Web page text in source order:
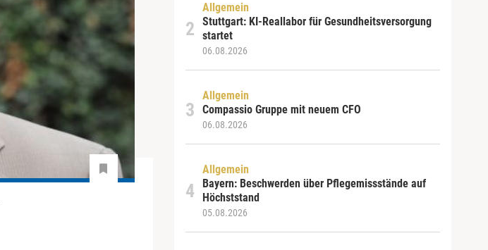
Allgemein
Stuttgart: KI-Reallabor für Gesundheitsversorgung
startet
06.08.2026
Allgemein
Compassio Gruppe mit neuem CFO
06.08.2026
Allgemein
Bayern: Beschwerden über Pflegemissstände auf
Höchststand
05.08.2026